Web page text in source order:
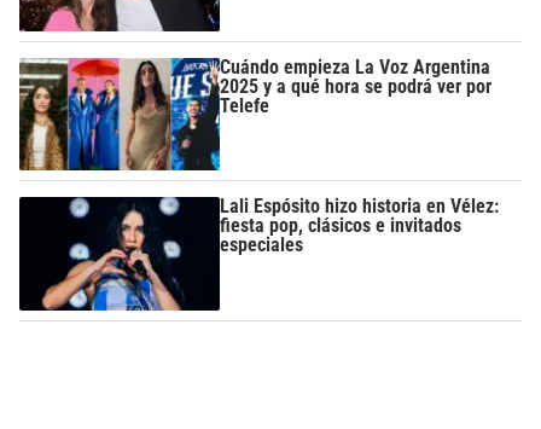
Cuándo empieza La Voz Argentina
2025 y a qué hora se podrá ver por
Telefe
Lali Espósito hizo historia en Vélez:
fiesta pop, clásicos e invitados
especiales